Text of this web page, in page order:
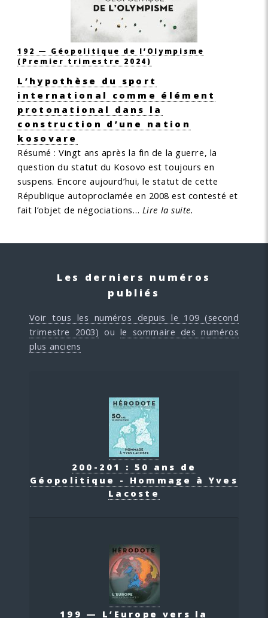
192 — Géopolitique de l’Olympisme
(Premier trimestre 2024)
L’hypothèse du sport
international comme élément
protonational dans la
construction d’une nation
kosovare
Résumé : Vingt ans après la fin de la guerre, la
question du statut du Kosovo est toujours en
suspens. Encore aujourd’hui, le statut de cette
République autoproclamée en 2008 est contesté et
fait l’objet de négociations… Lire la suite.
Les derniers numéros
publiés
Voir tous les numéros depuis le 109 (second
trimestre 2003) ou le sommaire des numéros
plus anciens
200-201 : 50 ans de
Géopolitique - Hommage à Yves
Lacoste
199 — L’Europe vers la